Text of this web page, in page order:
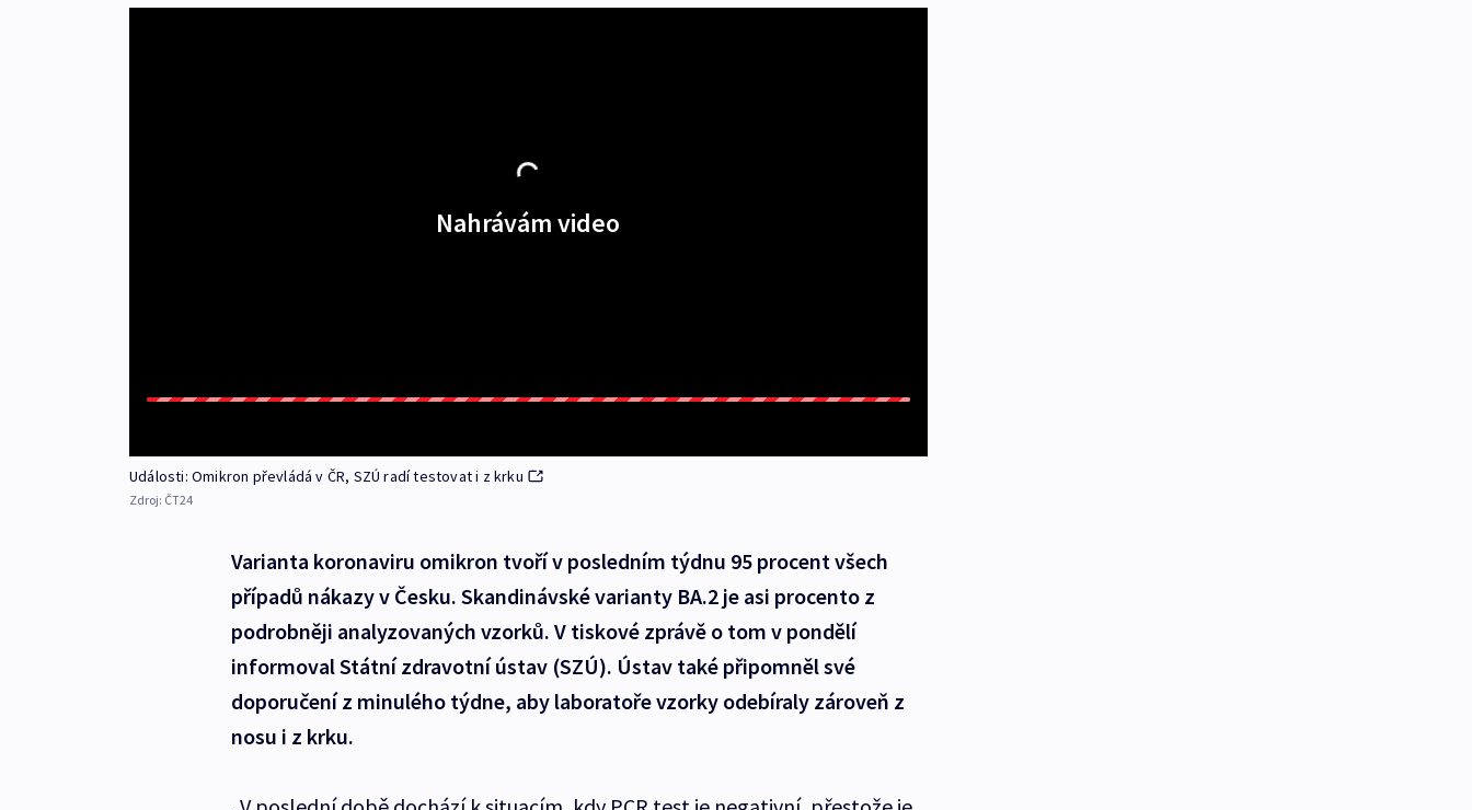
Nahrávám video
Události: Omikron převládá v ČR, SZÚ radí testovat i z krku
Zdroj: ČT24
Varianta koronaviru omikron tvoří v posledním týdnu 95 procent všech
případů nákazy v Česku. Skandinávské varianty BA.2 je asi procento z
podrobněji analyzovaných vzorků. V tiskové zprávě o tom v pondělí
informoval Státní zdravotní ústav (SZÚ). Ústav také připomněl své
doporučení z minulého týdne, aby laboratoře vzorky odebíraly zároveň z
nosu i z krku.